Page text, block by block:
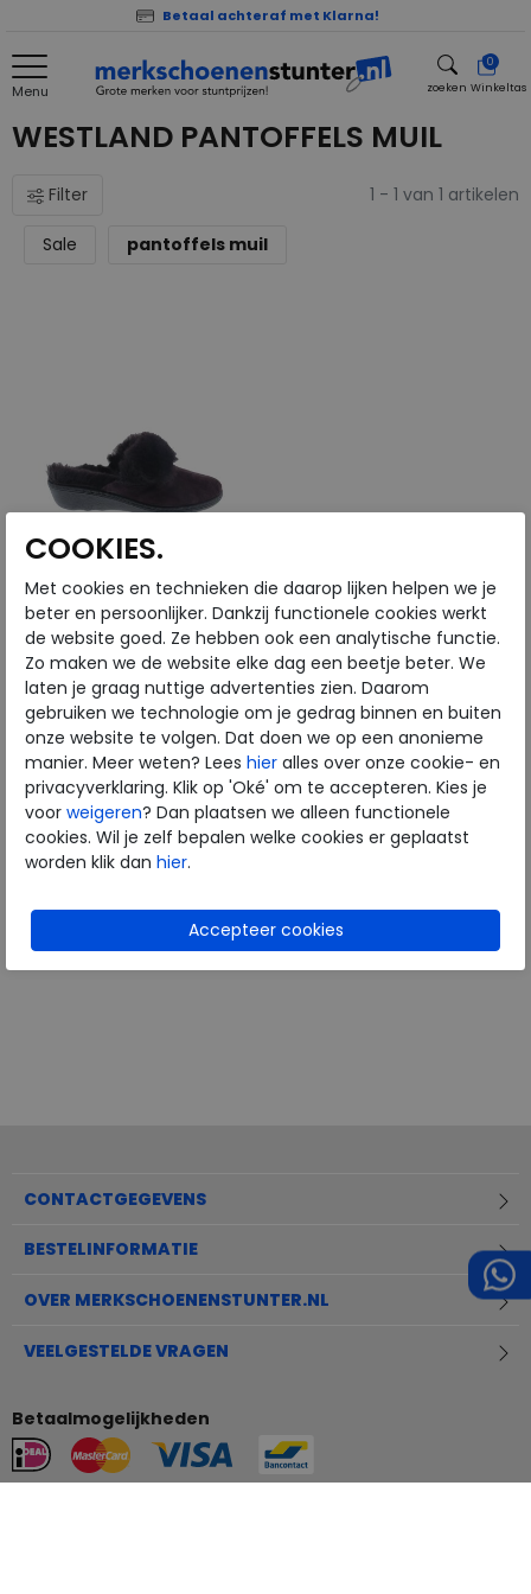
Betaal achteraf met Klarna!
Menu zoeken
0
Winkeltas
WESTLAND PANTOFFELS MUIL
Filter 1 - 1 van 1 artikelen
Sale pantoffels muil
Westland
Avignon 306 aubergine
€ 59,95
€ 17,99
Beschikbare maten
35
CONTACTGEGEVENS
BESTELINFORMATIE
OVER MERKSCHOENENSTUNTER.NL
VEELGESTELDE VRAGEN
Betaalmogelijkheden
COOKIES.
Met cookies en technieken die daarop lijken helpen we je
beter en persoonlijker. Dankzij functionele cookies werkt
de website goed. Ze hebben ook een analytische functie.
Zo maken we de website elke dag een beetje beter. We
laten je graag nuttige advertenties zien. Daarom
gebruiken we technologie om je gedrag binnen en buiten
onze website te volgen. Dat doen we op een anonieme
manier. Meer weten? Lees hier alles over onze cookie- en
privacyverklaring. Klik op 'Oké' om te accepteren. Kies je
voor weigeren? Dan plaatsen we alleen functionele
cookies. Wil je zelf bepalen welke cookies er geplaatst
worden klik dan hier.